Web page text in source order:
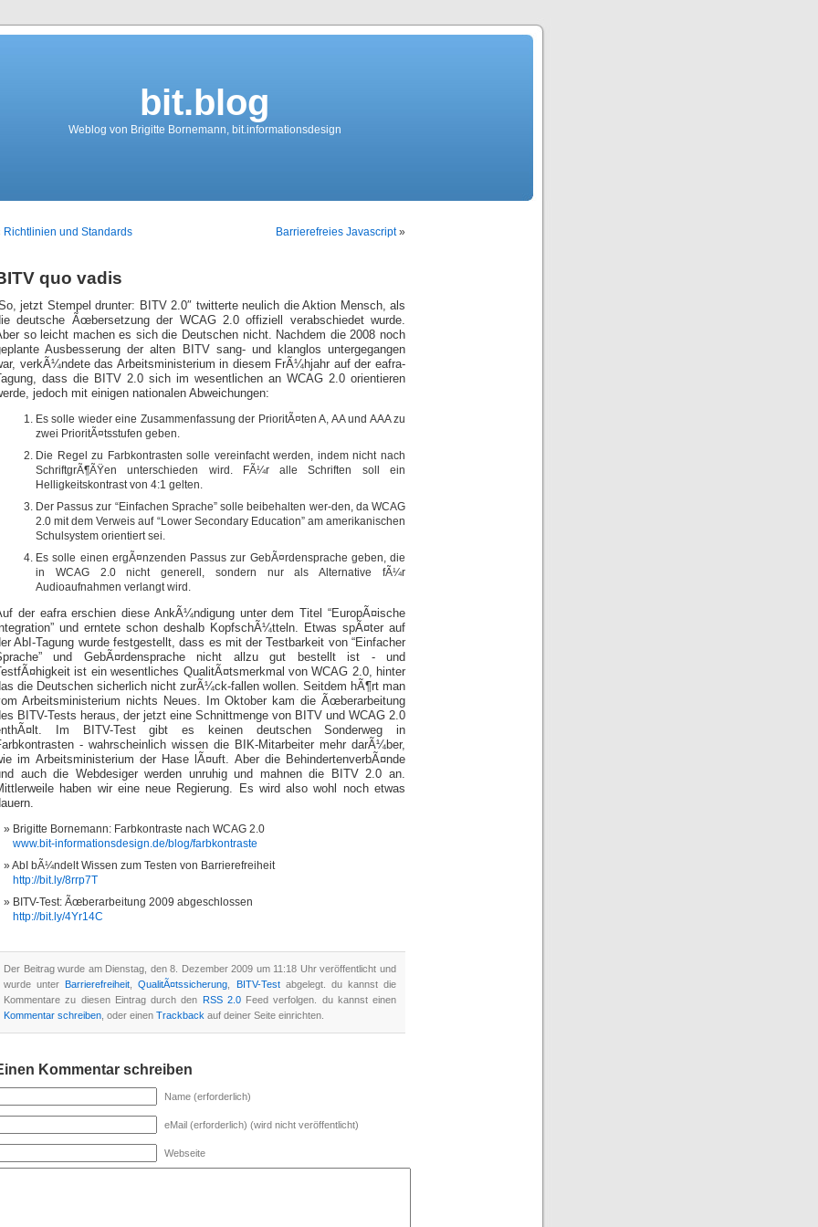
bit.blog
Weblog von Brigitte Bornemann, bit.informationsdesign
Richtlinien und Standards Barrierefreies Javascript»
quo vadis
jetzt Stempel drunter: BITV 2.0″ twitterte neulich die Aktion Mensch, als
deutsche Ãœbersetzung der WCAG 2.0 offiziell verabschiedet wurde.
so leicht machen es sich die Deutschen nicht. Nachdem die 2008 noch
Ausbesserung der alten BITV sang- und klanglos untergegangen
verkÃ¼ndete das Arbeitsministerium in diesem FrÃ¼hjahr auf der eafra-
dass die BITV 2.0 sich im wesentlichen an WCAG 2.0 orientieren
jedoch mit einigen nationalen Abweichungen:
Es solle wieder eine Zusammenfassung der PrioritÃ¤ten A, AA und AAA zu
zwei PrioritÃ¤tsstufen geben.
Die Regel zu Farbkontrasten solle vereinfacht werden, indem nicht nach
SchriftgrÃ¶ÃŸen unterschieden wird. FÃ¼r alle Schriften soll ein
Helligkeitskontrast von 4:1 gelten.
Der Passus zur “Einfachen Sprache” solle beibehalten wer-den, da WCAG
2.0 mit dem Verweis auf “Lower Secondary Education” am amerikanischen
Schulsystem orientiert sei.
Es solle einen ergÃ¤nzenden Passus zur GebÃ¤rdensprache geben, die
in WCAG 2.0 nicht generell, sondern nur als Alternative fÃ¼r
Audioaufnahmen verlangt wird.
der eafra erschien diese AnkÃ¼ndigung unter dem Titel “EuropÃ¤ische
und erntete schon deshalb KopfschÃ¼tteln. Etwas spÃ¤ter auf
AbI-Tagung wurde festgestellt, dass es mit der Testbarkeit von “Einfacher
und GebÃ¤rdensprache nicht allzu gut bestellt ist - und
ist ein wesentliches QualitÃ¤tsmerkmal von WCAG 2.0, hinter
die Deutschen sicherlich nicht zurÃ¼ck-fallen wollen. Seitdem hÃ¶rt man
Arbeitsministerium nichts Neues. Im Oktober kam die Ãœberarbeitung
BITV-Tests heraus, der jetzt eine Schnittmenge von BITV und WCAG 2.0
Im BITV-Test gibt es keinen deutschen Sonderweg in
- wahrscheinlich wissen die BIK-Mitarbeiter mehr darÃ¼ber,
im Arbeitsministerium der Hase lÃ¤uft. Aber die BehindertenverbÃ¤nde
auch die Webdesiger werden unruhig und mahnen die BITV 2.0 an.
haben wir eine neue Regierung. Es wird also wohl noch etwas
Brigitte Bornemann: Farbkontraste nach WCAG 2.0
www.bit-informationsdesign.de/blog/farbkontraste
AbI bÃ¼ndelt Wissen zum Testen von Barrierefreiheit
http://bit.ly/8rrp7T
BITV-Test: Ãœberarbeitung 2009 abgeschlossen
http://bit.ly/4Yr14C
Der Beitrag wurde am Dienstag, den 8. Dezember 2009 um 11:18 Uhr veröffentlicht und
wurde unter
Barrierefreiheit ,QualitÃ¤tssicherung BITV-Testabgelegt. du kannst die
Kommentare zu diesen Eintrag durch den
RSS 2.0Feed verfolgen. du kannst einen
Kommentar schreiben , oder einen Trackback auf deiner Seite einrichten.
Kommentar schreiben
Name (erforderlich)
eMail (erforderlich) (wird nicht veröffentlicht)
Webseite